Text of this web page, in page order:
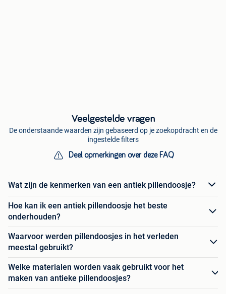
Veelgestelde vragen
De onderstaande waarden zijn gebaseerd op je zoekopdracht en de
ingestelde filters
Deel opmerkingen over deze FAQ
Wat zijn de kenmerken van een antiek pillendoosje?
Hoe kan ik een antiek pillendoosje het beste
onderhouden?
Waarvoor werden pillendoosjes in het verleden
meestal gebruikt?
Welke materialen worden vaak gebruikt voor het
maken van antieke pillendoosjes?